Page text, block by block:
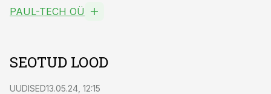
PAUL-TECH OÜ
SEOTUD LOOD
UUDISED13.05.24, 12:15